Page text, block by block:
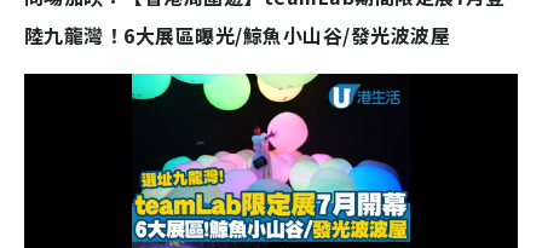
陸九龍灣！6大展區曝光/鯨魚小山谷/發光波波屋